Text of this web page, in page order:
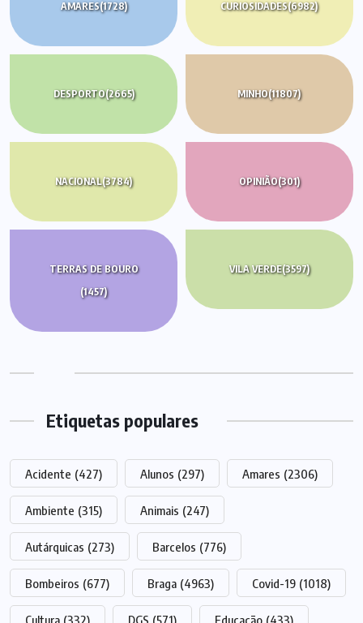
AMARES(1728) CURIOSIDADES(6982)
DESPORTO(2665) MINHO(11807)
NACIONAL(3784) OPINIÃO(301)
TERRAS DE BOURO
(1457)
VILA VERDE(3597)
Etiquetas populares
Acidente (427) Alunos (297) Amares (2306)
Ambiente (315) Animais (247)
Autárquicas (273) Barcelos (776)
Bombeiros (677) Braga (4963) Covid-19 (1018)
Cultura (332) DGS (571) Educação (433)